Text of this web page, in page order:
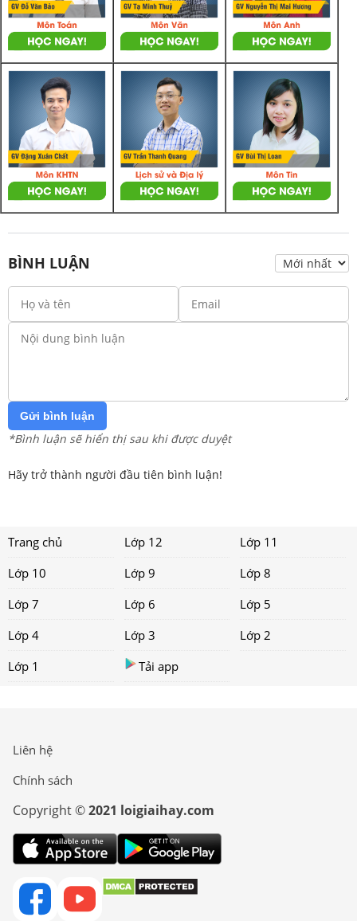
BÌNH LUẬN
Gửi bình luận
*Bình luận sẽ hiển thị sau khi được duyệt
Hãy trở thành người đầu tiên bình luận!
Trang chủ Lớp 12
Lớp 11
Lớp 10
Lớp 9
Lớp 8
Lớp 7
Lớp 6
Lớp 5
Lớp 4
Lớp 3
Lớp 2
Lớp 1
Tải app
Liên hệ
Chính sách
Copyright ©2021 loigiaihay.com